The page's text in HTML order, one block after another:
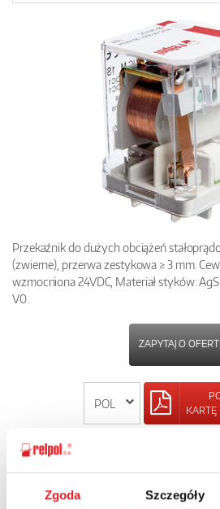
Zgoda Szczegóły
Przekaźnik do dużych obciążeń
(zwierne), przerwa zestykowa ≥ 3 mm.
wzmocniona 24VDC, Materiał styków:
V0.
ZAPYTAJ O